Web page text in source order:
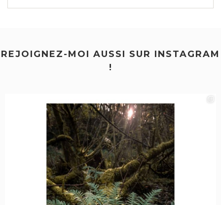
REJOIGNEZ-MOI AUSSI SUR INSTAGRAM
!